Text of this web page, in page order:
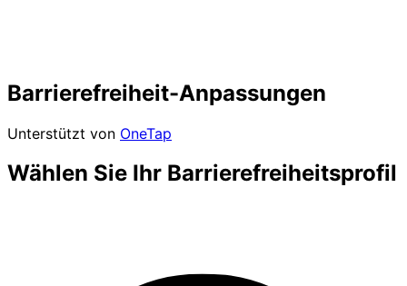
Barrierefreiheit-Anpassungen
Unterstützt von OneTap
Wählen Sie Ihr Barrierefreiheitsprofil